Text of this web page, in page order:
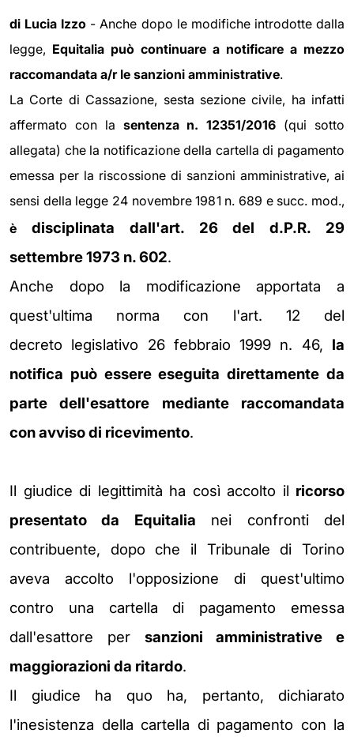
di Lucia Izzo - Anche dopo le modifiche introdotte dalla
legge, Equitalia può continuare a notificare a mezzo
raccomandata a/r le sanzioni amministrative.
La Corte di Cassazione, sesta sezione civile, ha infatti
affermato con la sentenza n. 12351/2016 (qui sotto
allegata) che la notificazione della cartella di pagamento
emessa per la riscossione di sanzioni amministrative, ai
sensi della legge 24 novembre 1981 n. 689 e succ. mod.,
è disciplinata dall'art. 26 del d.P.R. 29
settembre 1973 n. 602.
Anche dopo la modificazione apportata a
quest'ultima norma con l'art. 12 del
decreto legislativo 26 febbraio 1999 n. 46, la
notifica può essere eseguita direttamente da
parte dell'esattore mediante raccomandata
con avviso di ricevimento.
Il giudice di legittimità ha così accolto il ricorso
presentato da Equitalia nei confronti del
contribuente, dopo che il Tribunale di Torino
aveva accolto l'opposizione di quest'ultimo
contro una cartella di pagamento emessa
dall'esattore per sanzioniamministrative e
maggiorazioni da ritardo.
Il giudice ha quo ha, pertanto, dichiarato
l'inesistenza della cartella di pagamento con la